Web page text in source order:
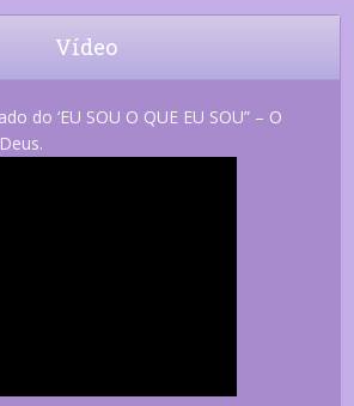
Vídeo
do ‘EU SOU O QUE EU SOU” – O